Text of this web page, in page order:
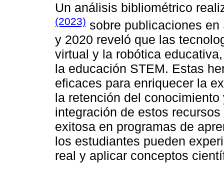
Un análisis bibliométrico
(2023) sobre publicaciones
y 2020 reveló que las
virtual y la robótica
la educación STEM. Estas
eficaces para enriquecer la
la retención del
integración de estos
exitosa en programas de
los estudiantes pueden
real y aplicar conceptos